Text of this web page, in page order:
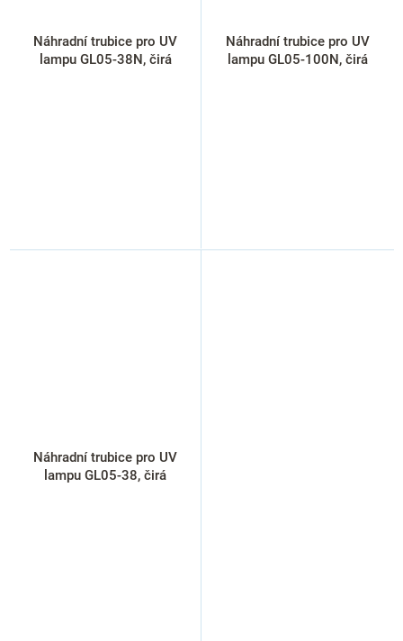
Náhradní trubice pro UV
lampu GL05-38N, čirá
Náhradní trubice pro UV
lampu GL05-100N, čirá
Náhradní trubice pro UV
lampu GL05-38, čirá